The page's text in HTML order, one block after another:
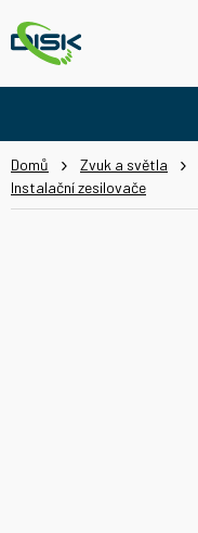
na
obsah
Domů Zvuk a světla
Instalační zesilovače